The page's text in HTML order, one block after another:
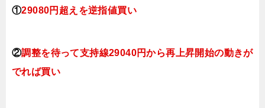
①29080円超えを逆指値買い
②調整を待って支持線29040円から再上昇開始の動きが
でれば買い